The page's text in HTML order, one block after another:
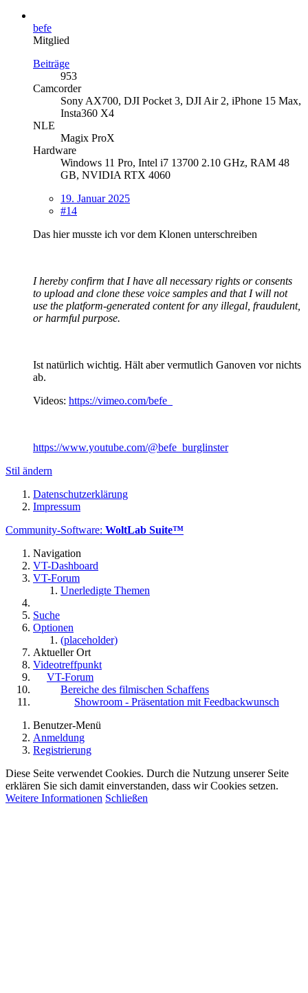
befe
Mitglied
Beiträge
953
Camcorder
Sony AX700, DJI Pocket 3, DJI Air 2, iPhone 15 Max,
Insta360 X4
NLE
Magix ProX
Hardware
Windows 11 Pro, Intel i7 13700 2.10 GHz, RAM 48
GB, NVIDIA RTX 4060
19. Januar 2025
#14
Das hier musste ich vor dem Klonen unterschreiben
I hereby confirm that I have all necessary rights or consents
to upload and clone these voice samples and that I will not
use the platform-generated content for any illegal, fraudulent,
or harmful purpose.
Ist natürlich wichtig. Hält aber vermutlich Ganoven vor nichts
ab.
Videos: https://vimeo.com/befe
https://www.youtube.com/@befe_burglinster
Stil ändern
Datenschutzerklärung
Impressum
Community-Software: WoltLab Suite™
Navigation
VT-Dashboard
VT-Forum
Unerledigte Themen
Suche
Optionen
(placeholder)
Aktueller Ort
Videotreffpunkt
VT-Forum
Bereiche des filmischen Schaffens
Showroom - Präsentation mit Feedbackwunsch
Benutzer-Menü
Anmeldung
Registrierung
Diese Seite verwendet Cookies. Durch die Nutzung unserer Seite
erklären Sie sich damit einverstanden, dass wir Cookies setzen.
Weitere Informationen Schließen